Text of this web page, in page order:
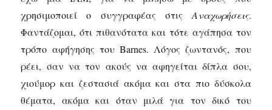
χρησιμοποιεί ο συγγραφέας στις Αναχωρήσεις.
Φαντάζομαι, ότι πιθανότατα και τότε αγάπησα τον
τρόπο αφήγησης του Barnes. Λόγος ζωντανός, που
ρέει, σαν να τον ακούς να αφηγείται δίπλα σου,
χιούμορ και ζεστασιά ακόμα και στα πιο δύσκολα
θέματα, ακόμα και όταν μιλά για τον δικό του